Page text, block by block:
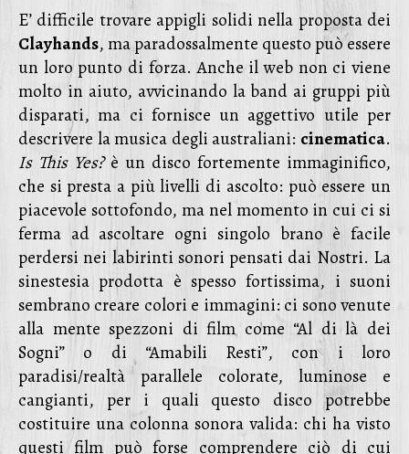
E’ difficile trovare appigli solidi nella proposta dei
Clayhands, ma paradossalmente questo può essere
un loro punto di forza. Anche il web non ci viene
molto in aiuto, avvicinando la band ai gruppi più
disparati, ma ci fornisce un aggettivo utile per
descrivere la musica degli australiani: cinematica.
Is This Yes?è un disco fortemente immaginifico,
che si presta a più livelli di ascolto: può essere un
piacevole sottofondo, ma nel momento in cui ci si
ferma ad ascoltare ogni singolo brano è facile
perdersi nei labirinti sonori pensati dai Nostri. La
sinestesia prodotta è spesso fortissima, i suoni
sembrano creare colori e immagini: ci sono venute
alla mente spezzoni di film come “Al di là dei
Sogni” o di “Amabili Resti”, con i loro
paradisi/realtà parallele colorate, luminose e
cangianti, per i quali questo disco potrebbe
costituire una colonna sonora valida: chi ha visto
questi film può forse comprendere ciò di cui